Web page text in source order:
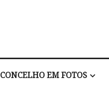
CONCELHO EM FOTOS